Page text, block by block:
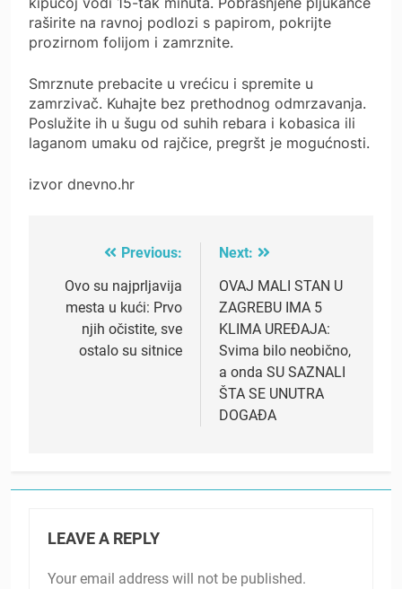
raširite na ravnoj podlozi s papirom, pokrijte
prozirnom folijom i zamrznite.
Smrznute prebacite u vrećicu i spremite u
zamrzivač. Kuhajte bez prethodnog odmrzavanja.
Poslužite ih u šugu od suhih rebara i kobasica ili
laganom umaku od rajčice, pregršt je mogućnosti.
izvor dnevno.hr
navigation
Previous:
Ovo su najprljavija
mesta u kući: Prvo
njih očistite, sve
ostalo su sitnice
Next:
OVAJ MALI STAN U
ZAGREBU IMA 5
KLIMA UREĐAJA:
Svima bilo neobično,
a onda SU SAZNALI
ŠTA SE UNUTRA
DOGAĐA
LEAVE A REPLY
Your email address will not be published.